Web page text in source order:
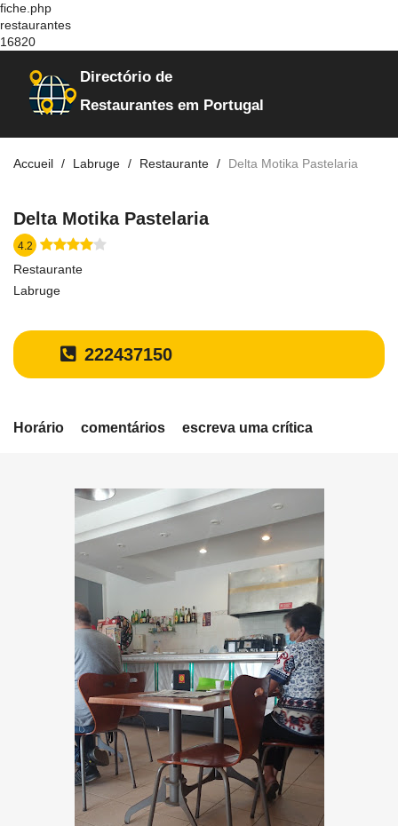
fiche.php
restaurantes
16820
Directório de
Restaurantes em Portugal
Accueil Labruge Restaurante Delta Motika Pastelaria
Delta Motika Pastelaria
4.2
Restaurante
Labruge
222437150
Horário comentários escreva uma crítica